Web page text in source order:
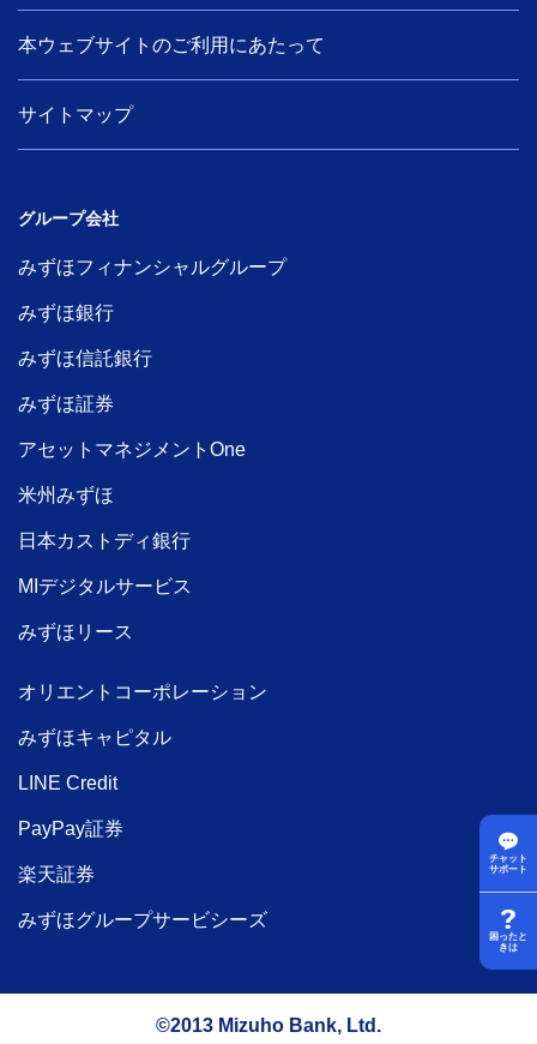
チャット
サポート
困ったと
きは
本ウェブサイトのご利用にあたって
サイトマップ
グループ会社
みずほフィナンシャルグループ
みずほ銀行
みずほ信託銀行
みずほ証券
アセットマネジメントOne
米州みずほ
日本カストディ銀行
MIデジタルサービス
みずほリース
オリエントコーポレーション
みずほキャピタル
LINE Credit
PayPay証券
楽天証券
みずほグループサービシーズ
©2013 Mizuho Bank, Ltd.